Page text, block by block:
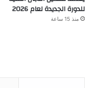
للدورة الجديدة لعام 2026
منذ 15 ساعة